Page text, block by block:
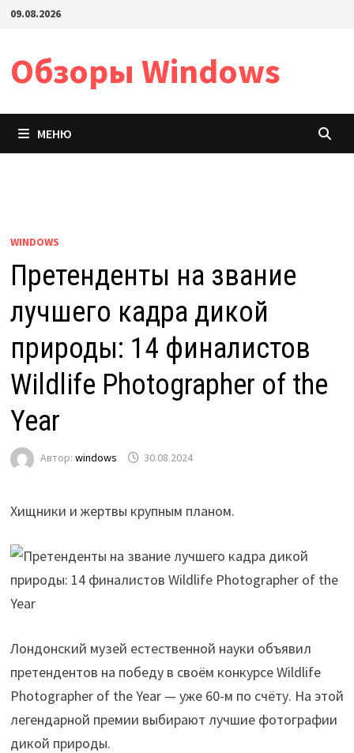
Перейти
содержимому
09.08.2026
Обзоры Windows
МЕНЮ
WINDOWS
Претенденты на звание
лучшего кадра дикой
природы: 14 финалистов
Wildlife Photographer of the
Year
Автор: windows 30.08.2024
Хищники и жертвы крупным планом.
Лондонский музей естественной науки объявил
претендентов на победу в своём конкурсе Wildlife
Photographer of the Year — уже 60-м по счёту. На этой
легендарной премии выбирают лучшие фотографии
дикой природы.